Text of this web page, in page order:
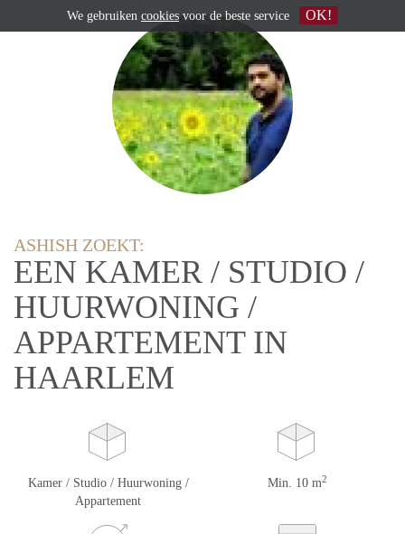
ASHISH ZOEKT:
EEN KAMER / STUDIO /
HUURWONING /
APPARTEMENT IN
HAARLEM
Kamer / Studio / Huurwoning /
Appartement
Min. 10 m2
We gebruiken cookies voor de beste service OK!